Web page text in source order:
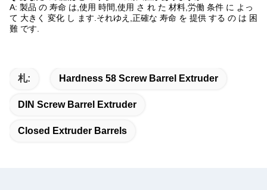
A: 製品 の 寿命 は,使用 時間,使用 さ れ た 材料,労働 条件 に よっ
て 大きく 変化 し ます.それゆえ,正確な 寿命 を 提供 する の は 困
難 です.
札: Hardness 58 Screw Barrel Extruder
DIN Screw Barrel Extruder
Closed Extruder Barrels